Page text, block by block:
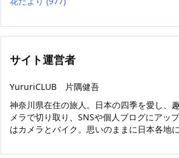
サイト運営者
YururiCLUB 片隅健吾
神奈川県在住の旅人。日本の四季を愛し、
メラで切り取り、SNSや個人ブログにアッ
はカメラとバイク。思いのままに日本各地